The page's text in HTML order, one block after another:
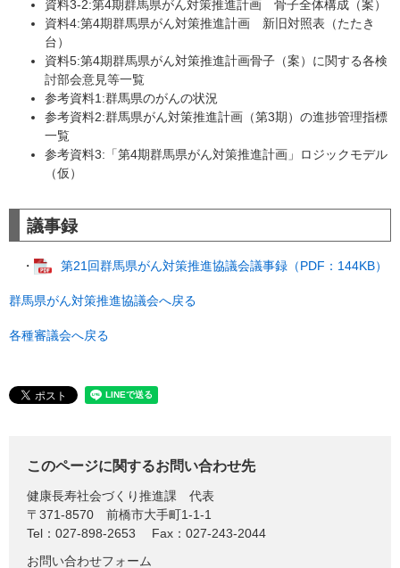
資料3-2:第4期群馬県がん対策推進計画 骨子全体構成（案）
資料4:第4期群馬県がん対策推進計画 新旧対照表（たたき
台）
資料5:第4期群馬県がん対策推進計画骨子（案）に関する各検
討部会意見等一覧
参考資料1:群馬県のがんの状況
参考資料2:群馬県がん対策推進計画（第3期）の進捗管理指標
一覧
参考資料3:「第4期群馬県がん対策推進計画」ロジックモデル
（仮）
議事録
・ 第21回群馬県がん対策推進協議会議事録（PDF：144KB）
群馬県がん対策推進協議会へ戻る
各種審議会へ戻る
このページに関するお問い合わせ先
健康長寿社会づくり推進課
代表
〒371-8570
前橋市大手町1-1-1
Tel：027-898-2653
Fax：027-243-2044
お問い合わせフォーム